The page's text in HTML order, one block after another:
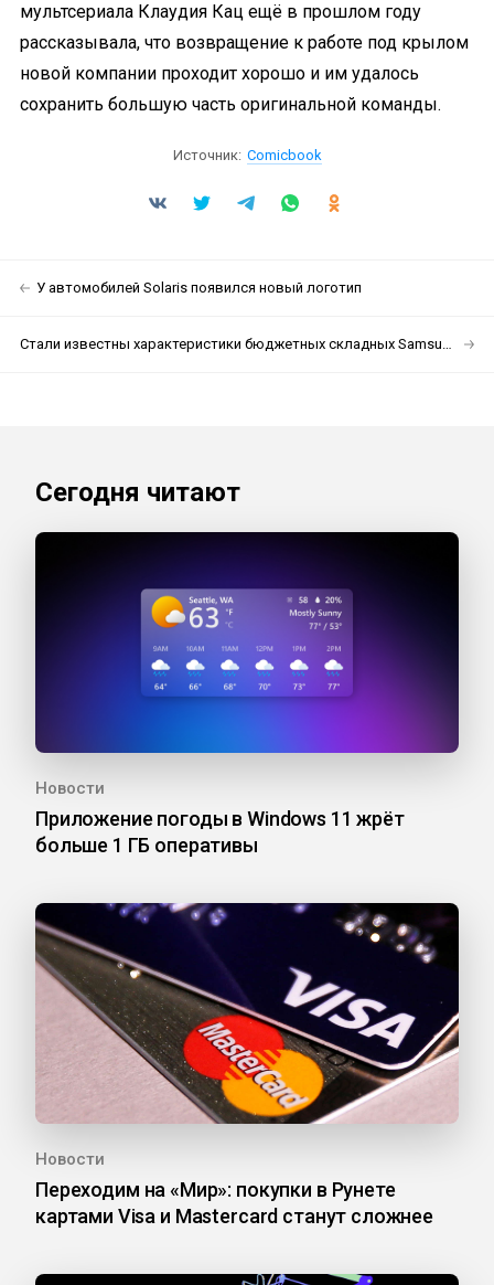
мультсериала Клаудия Кац ещё в прошлом году
рассказывала, что возвращение к работе под крылом
новой компании проходит хорошо и им удалось
сохранить большую часть оригинальной команды.
Источник: Comicbook
У автомобилей Solaris появился новый логотип
Стали известны характеристики бюджетных складных Samsung
Сегодня читают
Новости
Приложение погоды в Windows 11 жрёт
больше 1 ГБ оперативы
Новости
Переходим на «Мир»: покупки в Рунете
картами Visa и Mastercard станут сложнее